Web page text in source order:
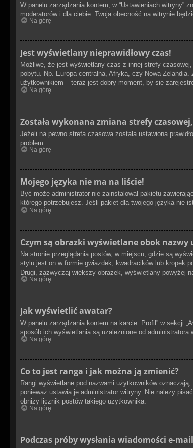
W panelu zarządzania kontem, w “Ustawieniach witryny”
moderatorów i dla ciebie. Twoja obecność na witrynie
Na górę
Jest wyświetlany nieprawidłowy czas!
Możliwe, że jest wyświetlany czas z innej strefy
pobytu. Np. Europa centralna, Afryka, czy Nowa
użytkownikiem – teraz jest dobry moment, by się
Na górę
Została wykonana zmiana strefy
Jeżeli na pewno strefa czasowa została ustawiona
problem.
Na górę
Mojego języka nie ma na liście!
Być może administrator nie zainstalował pakietu
którego potrzebujesz. Jeśli pakiet dla twojego języka nie
Na górę
Czym są obrazki wyświetlane obok nazwy
Na stronie przeglądania postów, w miejscu, gdzie są
stylu jest on w formie gwiazdek, kwadracików lub kropek
Drugi, zazwyczaj większy obrazek, wyświetlany powyżej
Na górę
Jak wyświetlić awatar?
W panelu zarządzania kontem na karcie „Profil” w sekcji
sposób ich wyświetlania są uzależnione od
Na górę
Co to jest ranga i jak można ją zmienić?
Rangi wyświetlane pod nazwami użytkowników
ponieważ ustawia je administrator witryny. Nie należy
obniży licznik postów takiego użytkownika.
Na górę
Podczas próby wysłania wiadomości e-